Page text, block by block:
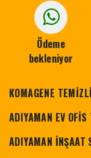
Ödeme
bekleniyor
KOMAGENE
ADIYAMAN EV
ADIYAMAN